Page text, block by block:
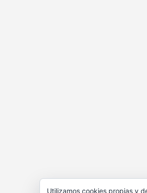
Utilizamos cookies propias y